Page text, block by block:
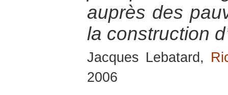
auprès des
la construction
Jacques Lebatard,
2006